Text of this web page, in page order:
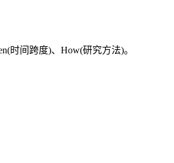
时间跨度)、How(研究方法)。